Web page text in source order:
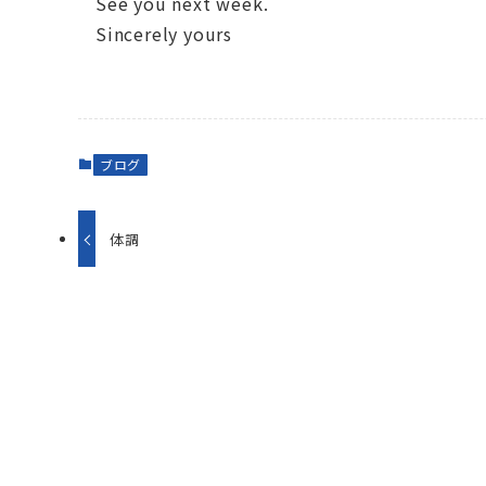
Sincerely yours
ブログ
体調